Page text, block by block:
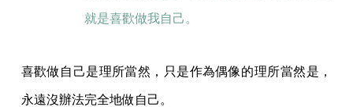
就是喜歡做我自己。
喜歡做自己是理所當然，只是作為偶像的理所當然是，
永遠沒辦法完全地做自己。